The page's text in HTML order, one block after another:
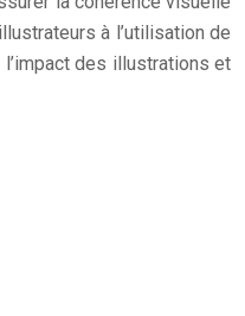
à l’utilisation de
des illustrations et